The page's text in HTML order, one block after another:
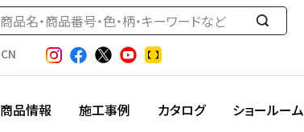
検
す
CN
商品情報 施工事例 カタログ ショールーム